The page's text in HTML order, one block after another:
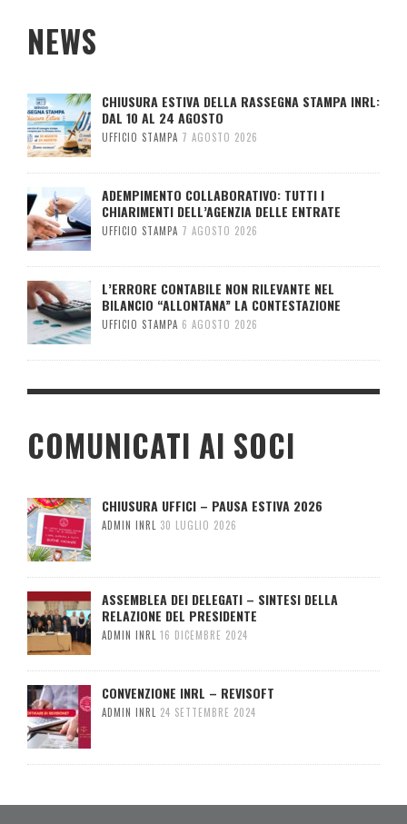
NEWS
CHIUSURA ESTIVA DELLA RASSEGNA STAMPA INRL:
DAL 10 AL 24 AGOSTO
UFFICIO STAMPA 7 AGOSTO 2026
ADEMPIMENTO COLLABORATIVO: TUTTI I
CHIARIMENTI DELL’AGENZIA DELLE ENTRATE
UFFICIO STAMPA 7 AGOSTO 2026
L’ERRORE CONTABILE NON RILEVANTE NEL
BILANCIO “ALLONTANA” LA CONTESTAZIONE
UFFICIO STAMPA 6 AGOSTO 2026
COMUNICATI AI SOCI
CHIUSURA UFFICI – PAUSA ESTIVA 2026
ADMIN INRL 30 LUGLIO 2026
ASSEMBLEA DEI DELEGATI – SINTESI DELLA
RELAZIONE DEL PRESIDENTE
ADMIN INRL 16 DICEMBRE 2024
CONVENZIONE INRL – REVISOFT
ADMIN INRL 24 SETTEMBRE 2024